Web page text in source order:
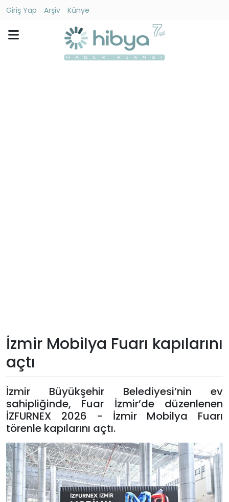
Giriş Yap Arşiv
Künye
Giriş
Yap
İzmir Mobilya Fuarı kapılarını
açtı
İzmir Büyükşehir Belediyesi’nin ev
sahipliğinde, Fuar İzmir’de düzenlenen
İZFURNEX 2026 - İzmir Mobilya Fuarı
törenle kapılarını açtı.